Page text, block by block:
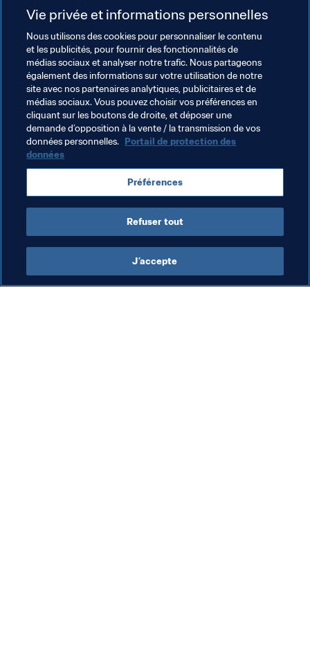
être mutuelle. Ce n'est pas un club prétentieux, qui a pris
la grosse tête. Quand je regarde l'effectif de Manchester,
je ne vois aucun joueur que je déteste."
"Je crois que j'ai toujours fait preuve de respect envers
Liverpool", répond Giggs. "C'est un grand club, au passé
prestigieux. Mais c'est aussi l'équipe que j'ai le plus de
plaisir à battre."
Thèmes en lien
England UEFA
Vie privée et informations personnelles
Nous utilisons des cookies pour personnaliser le contenu
et les publicités, pour fournir des fonctionnalités de
médias sociaux et analyser notre trafic. Nous partageons
également des informations sur votre utilisation de notre
site avec nos partenaires analytiques, publicitaires et de
médias sociaux. Vous pouvez choisir vos préférences en
cliquant sur les boutons de droite, et déposer une
demande d’opposition à la vente / la transmission de vos
données personnelles. Portail de protection des
données
Préférences
Refuser tout
J’accepte